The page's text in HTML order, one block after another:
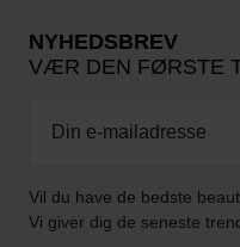
NYHEDSBREV
VÆR DEN FØRSTE
Vil du have de bedste
Vi giver dig de seneste